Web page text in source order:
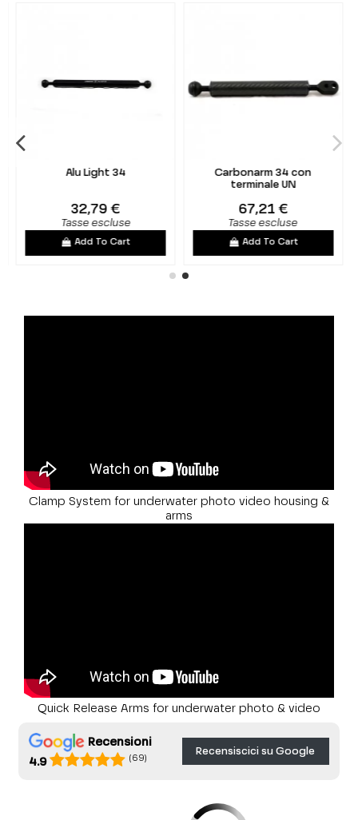
Alu Light 34
32,79 €
Tasse escluse
Add To Cart
Carbonarm 34 con
terminale UN
67,21 €
Tasse escluse
Add To Cart
Clamp System for underwater photo video housing &
arms
Quick Release Arms for underwater photo & video
Recensioni
4.9
(69)
Recensiscici su Google